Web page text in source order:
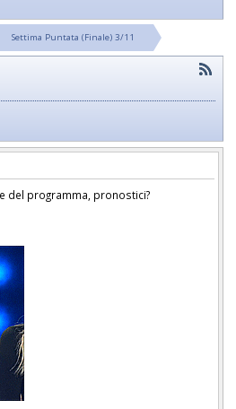
Settima Puntata (Finale) 3/11
del programma, pronostici?